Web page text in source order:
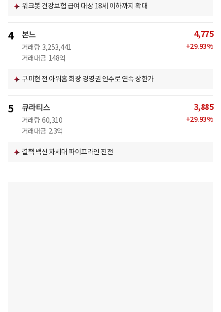
워크봇 건강보험 급여 대상 18세 이하까지 확대
4 본느
거래량 3,253,441
거래대금 148억
4,775
+29.93%
구미현 전 아워홈 회장 경영권 인수로 연속 상한가
5 큐라티스
거래량 60,310
거래대금 2.3억
3,885
+29.93%
결핵 백신 차세대 파이프라인 진전